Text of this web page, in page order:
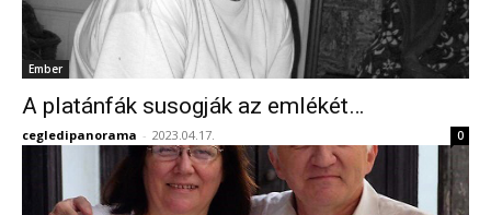
Ember
A platánfák susogják az emlékét…
cegledipanorama - 2023.04.17. 0